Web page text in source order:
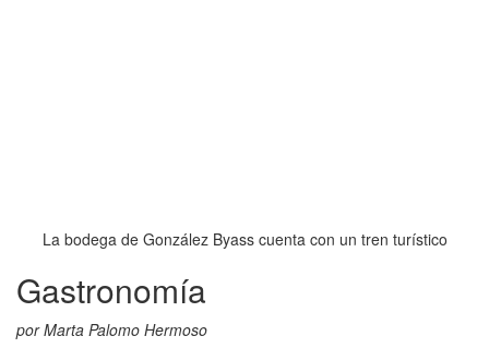
La bodega de González Byass cuenta con un tren turístico
Gastronomía
por Marta Palomo Hermoso